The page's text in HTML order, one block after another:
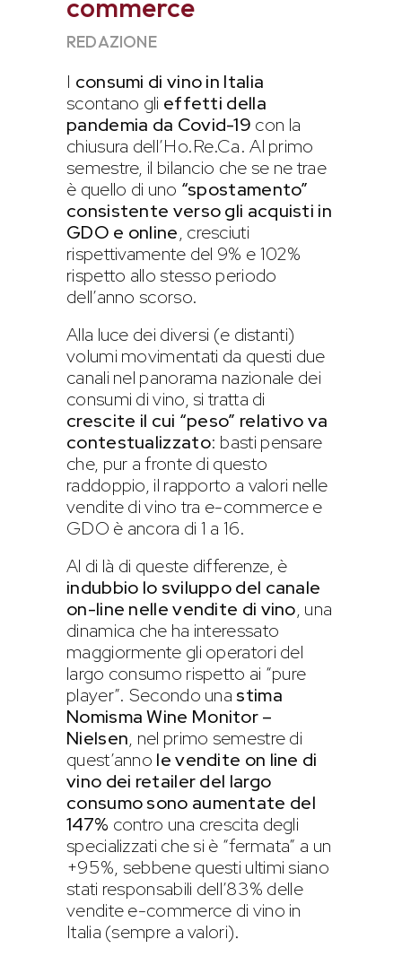
commerce
REDAZIONE
I consumi di vino in Italia
scontano gli effetti della
pandemia da Covid-19 con la
chiusura dell’Ho.Re.Ca. Al primo
semestre, il bilancio che se ne trae
è quello di uno “spostamento”
consistente verso gli acquisti in
GDO e online, cresciuti
rispettivamente del 9% e 102%
rispetto allo stesso periodo
dell’anno scorso.
Alla luce dei diversi (e distanti)
volumi movimentati da questi due
canali nel panorama nazionale dei
consumi di vino, si tratta di
crescite il cui “peso” relativo va
contestualizzato: basti pensare
che, pur a fronte di questo
raddoppio, il rapporto a valori nelle
vendite di vino tra e-commerce e
GDO è ancora di 1 a 16.
Al di là di queste differenze, è
indubbio lo sviluppo del canale
on-line nelle vendite di vino, una
dinamica che ha interessato
maggiormente gli operatori del
largo consumo rispetto ai “pure
player”. Secondo una stima
Nomisma Wine Monitor –
Nielsen, nel primo semestre di
quest’anno le vendite on line di
vino dei retailer del largo
consumo sono aumentate del
147% contro una crescita degli
specializzati che si è “fermata” a un
+95%, sebbene questi ultimi siano
stati responsabili dell’83% delle
vendite e-commerce di vino in
Italia (sempre a valori).